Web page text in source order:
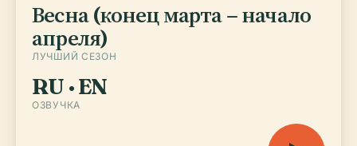
Весна (конец марта – начало
апреля)
ЛУЧШИЙ СЕЗОН
RU · EN
ОЗВУЧКА